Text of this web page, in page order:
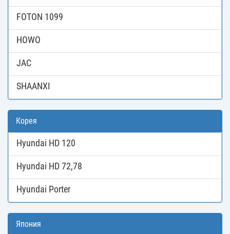
FOTON 1099
HOWO
JAC
SHAANXI
Корея
Hyundai HD 120
Hyundai HD 72,78
Hyundai Porter
Япония